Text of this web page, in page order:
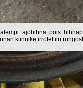
ajohihna pois
kiinnike irrotettiin